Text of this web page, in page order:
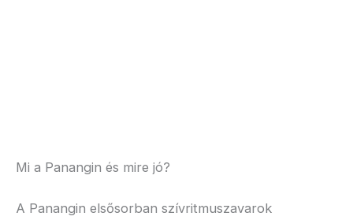
Mi a Panangin és mire jó?
A Panangin elsősorban szívritmuszavarok